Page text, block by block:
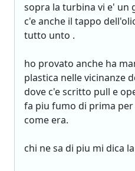
sopra la turbina vi e' un
c'e anche il tappo
tutto unto .
ho provato anche ha
plastica nelle vicinanze
dove c'e scritto pull e
fa piu fumo di prima
come era.
chi ne sa di piu mi dica